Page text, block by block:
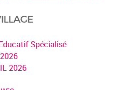
Spécialisé
2026